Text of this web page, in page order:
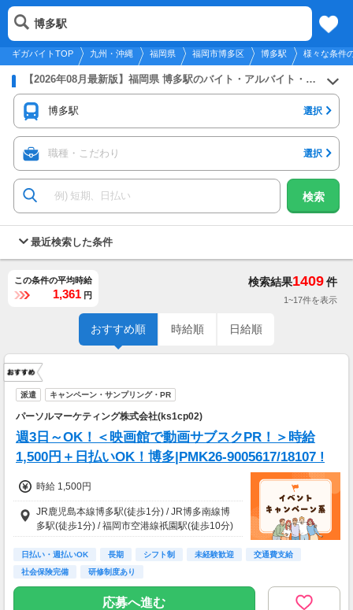
2026年8月9日更新
メニュー
ギガバイトTOP 九州・沖縄 福岡県 福岡市博多区 博多駅 様々な条件
博多駅
【2026年08月最新版】福岡県 博多駅のバイト・アルバイト・パートの求人募集情報
博多駅 選択
職種・こだわり 選択
検索
最近検索した条件
この条件の平均時給
1,361 円
検索結果1409件
1~17件を表示
おすすめ順 時給順 日給順
派遣 キャンペーン・サンプリング・PR
パーソルマーケティング株式会社(ks1cp02)
週3日～OK！＜映画館で動画サブスクPR！＞時給
1,500円＋日払いOK！博多|PMK26-9005617/18107 !
時給 1,500円
JR鹿児島本線博多駅(徒歩1分) / JR博多南線博
多駅(徒歩1分) / 福岡市空港線祇園駅(徒歩10分)
日払い・週払いOK 長期 シフト制 未経験歓迎
交通費支給
社会保険完備
研修制度あり
応募へ進む